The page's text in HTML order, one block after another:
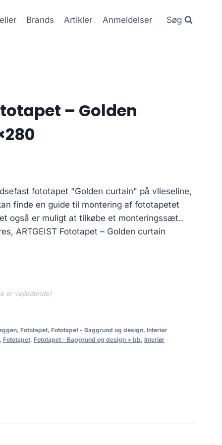
Brands Artikler Anmeldelser Søg
– Golden
fototapet "Golden curtain" på vlieseline,
finde en guide til montering af fototapetet
også er muligt at tilkøbe et monteringssæt..
ARTGEIST Fototapet – Golden curtain
er vejledende)
, Fototapet, Fototapet - Baggrund og design, Interiør
Fototapet, Fototapet - Baggrund og design > bb, Interiør